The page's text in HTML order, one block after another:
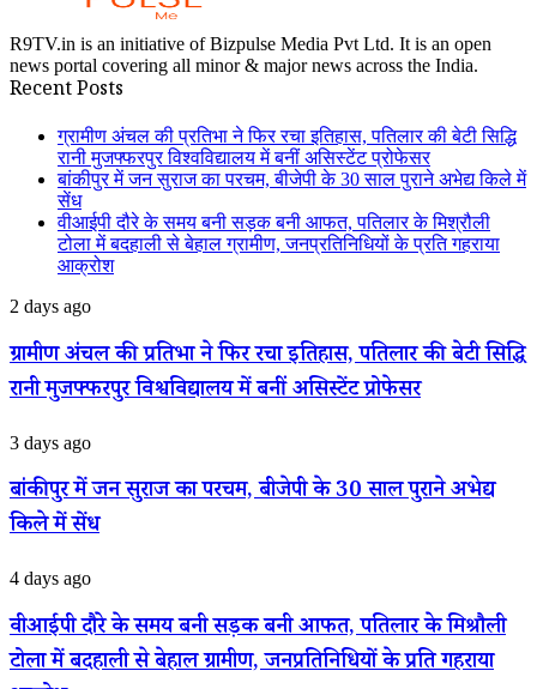
R9TV.in is an initiative of Bizpulse Media Pvt Ltd. It is an open
news portal covering all minor & major news across the India.
Recent Posts
ग्रामीण अंचल की प्रतिभा ने फिर रचा इतिहास, पतिलार की बेटी सिद्धि
रानी मुजफ्फरपुर विश्वविद्यालय में बनीं असिस्टेंट प्रोफेसर
बांकीपुर में जन सुराज का परचम, बीजेपी के 30 साल पुराने अभेद्य किले में
सेंध
वीआईपी दौरे के समय बनी सड़क बनी आफत, पतिलार के मिश्रौली
टोला में बदहाली से बेहाल ग्रामीण, जनप्रतिनिधियों के प्रति गहराया
आक्रोश
ग्रामीण
की
प्रतिभा
ने
रचा
इतिहास,
पतिलार
की
बेटी
मुजफ्फरपुर
विश्वविद्यालय
में
बनीं
असिस्टेंट
2 days ago
ग्रामीण अंचल की प्रतिभा ने फिर रचा इतिहास, पतिलार की बेटी सिद्धि
रानी मुजफ्फरपुर विश्वविद्यालय में बनीं असिस्टेंट प्रोफेसर
बांकीपुर
जन
सुराज
का
बीजेपी
30
साल
पुराने
अभेद्य
3 days ago
बांकीपुर में जन सुराज का परचम, बीजेपी के 30 साल पुराने अभेद्य
किले में सेंध
वीआईपी
के
समय
बनी
4 days ago
वीआईपी दौरे के समय बनी सड़क बनी आफत, पतिलार के मिश्रौली
टोला में बदहाली से बेहाल ग्रामीण, जनप्रतिनिधियों के प्रति गहराया